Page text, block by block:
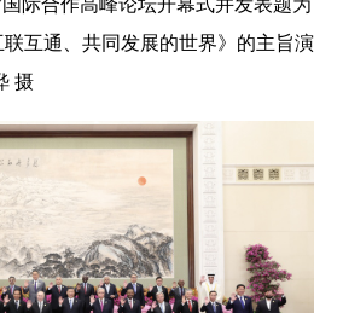
际合作高峰论坛开幕式并发表题为
联互通、共同发展的世界》的主旨演
摄